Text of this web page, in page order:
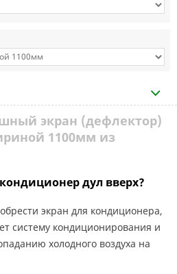
экран (дефлектор)
1100мм из
дул вверх?
систему кондиционирования и
холодного воздуха на